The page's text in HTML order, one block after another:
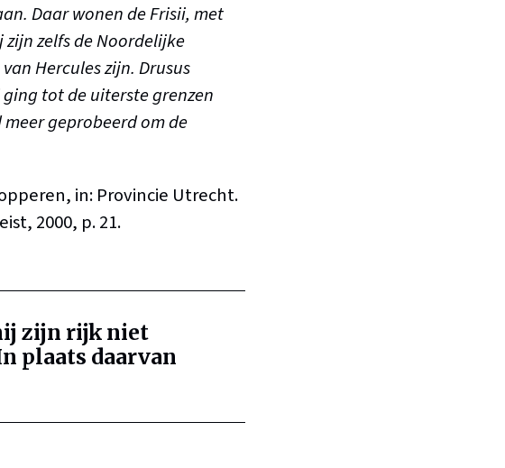
Daar wonen de Frisii, met
zelfs de Noordelijke
Hercules zijn. Drusus
tot de uiterste grenzen
geprobeerd om de
in: Provincie Utrecht.
2000, p. 21.
zijn rijk niet
plaats daarvan